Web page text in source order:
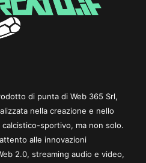
di punta di Web 365 Srl,
nella creazione e nello
sportivo, ma non solo.
alle innovazioni
2.0, streaming audio e video,